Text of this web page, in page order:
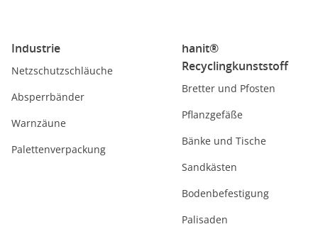
Industrie
Netzschutzschläuche
Absperrbänder
Warnzäune
Palettenverpackung
hanit®
Recyclingkunststoff
Bretter und Pfosten
Pflanzgefäße
Bänke und Tische
Sandkästen
Bodenbefestigung
Palisaden